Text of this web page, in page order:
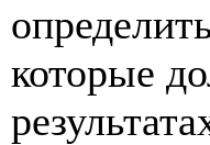
которые